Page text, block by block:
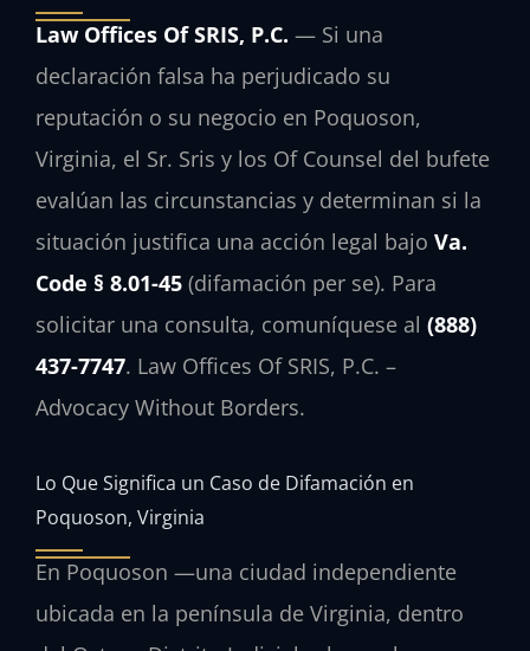
Law Offices Of SRIS, P.C. — Si una
declaración falsa ha perjudicado su
reputación o su negocio en Poquoson,
Virginia, el Sr. Sris y los Of Counsel del bufete
evalúan las circunstancias y determinan si la
situación justifica una acción legal bajo Va.
Code § 8.01-45 (difamación per se). Para
solicitar una consulta, comuníquese al (888)
437-7747. Law Offices Of SRIS, P.C. –
Advocacy Without Borders.
Lo Que Significa un Caso de Difamación en
Poquoson, Virginia
En Poquoson —una ciudad independiente
ubicada en la península de Virginia, dentro